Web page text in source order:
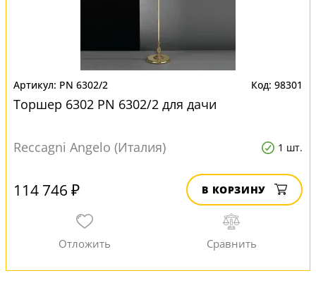
PN 6302/2 98301
Торшер 6302 PN 6302/2 для дачи
Reccagni Angelo (Италия) 1 шт.
114 746 ₽ В КОРЗИНУ